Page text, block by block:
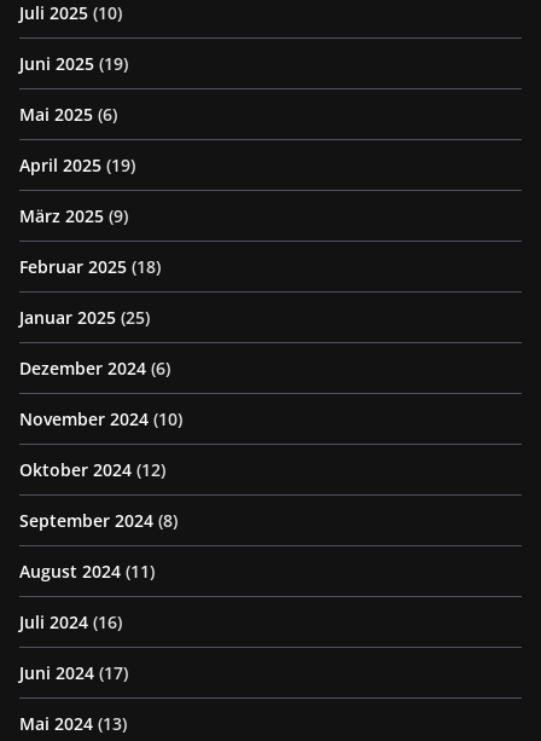
Juli 2025 (10)
Juni 2025 (19)
Mai 2025 (6)
April 2025 (19)
März 2025 (9)
Februar 2025 (18)
Januar 2025 (25)
Dezember 2024 (6)
November 2024 (10)
Oktober 2024 (12)
September 2024 (8)
August 2024 (11)
Juli 2024 (16)
Juni 2024 (17)
Mai 2024 (13)